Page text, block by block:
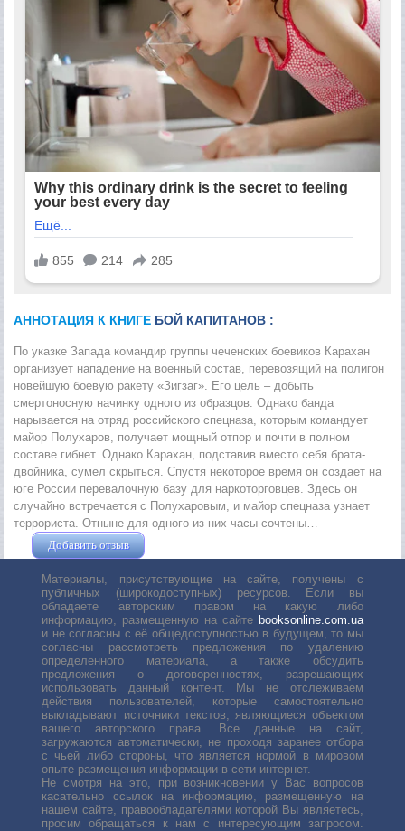
АННОТАЦИЯ К КНИГЕ БОЙ КАПИТАНОВ :
По указке Запада командир группы чеченских боевиков Карахан
организует нападение на военный состав, перевозящий на полигон
новейшую боевую ракету «Зигзаг». Его цель – добыть
смертоносную начинку одного из образцов. Однако банда
нарывается на отряд российского спецназа, которым командует
майор Полухаров, получает мощный отпор и почти в полном
составе гибнет. Однако Карахан, подставив вместо себя брата-
двойника, сумел скрыться. Спустя некоторое время он создает на
юге России перевалочную базу для наркоторговцев. Здесь он
случайно встречается с Полухаровым, и майор спецназа узнает
террориста. Отныне для одного из них часы сочтены…
Добавить отзыв
Материалы, присутствующие на сайте, получены с
публичных (широкодоступных) ресурсов. Если вы
обладаете авторским правом на какую либо
информацию, размещенную на сайте booksonline.com.ua
и не согласны с её общедоступностью в будущем, то мы
согласны рассмотреть предложения по удалению
определенного материала, а также обсудить
предложения о договоренностях, разрешающих
использовать данный контент. Мы не отслеживаем
действия пользователей, которые самостоятельно
выкладывают источники текстов, являющиеся объектом
вашего авторского права. Все данные на сайт,
загружаются автоматически, не проходя заранее отбора
с чьей либо стороны, что является нормой в мировом
опыте размещения информации в сети интернет.
Не смотря на это, при возникновении у Вас вопросов
касательно ссылок на информацию, размещенную на
нашем сайте, правообладателями которой Вы являетесь,
просим обращаться к нам с интересующим запросом.